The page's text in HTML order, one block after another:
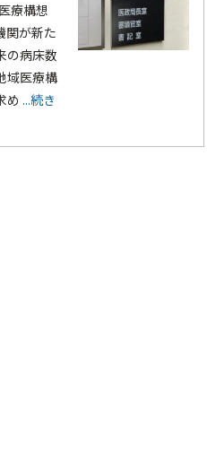
療構想
関が新た
の病床数
域医療構
め ...続き